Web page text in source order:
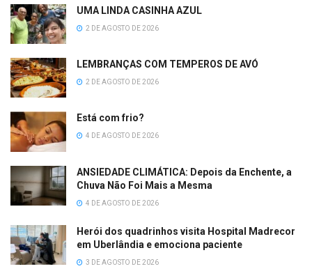
UMA LINDA CASINHA AZUL
2 DE AGOSTO DE 2026
LEMBRANÇAS COM TEMPEROS DE AVÓ
2 DE AGOSTO DE 2026
Está com frio?
4 DE AGOSTO DE 2026
ANSIEDADE CLIMÁTICA: Depois da Enchente, a
Chuva Não Foi Mais a Mesma
4 DE AGOSTO DE 2026
Herói dos quadrinhos visita Hospital Madrecor
em Uberlândia e emociona paciente
3 DE AGOSTO DE 2026